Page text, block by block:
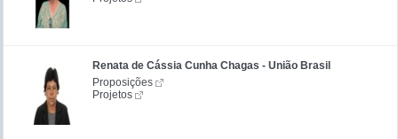
Renata de Cássia Cunha Chagas - União Brasil
Proposições
Projetos